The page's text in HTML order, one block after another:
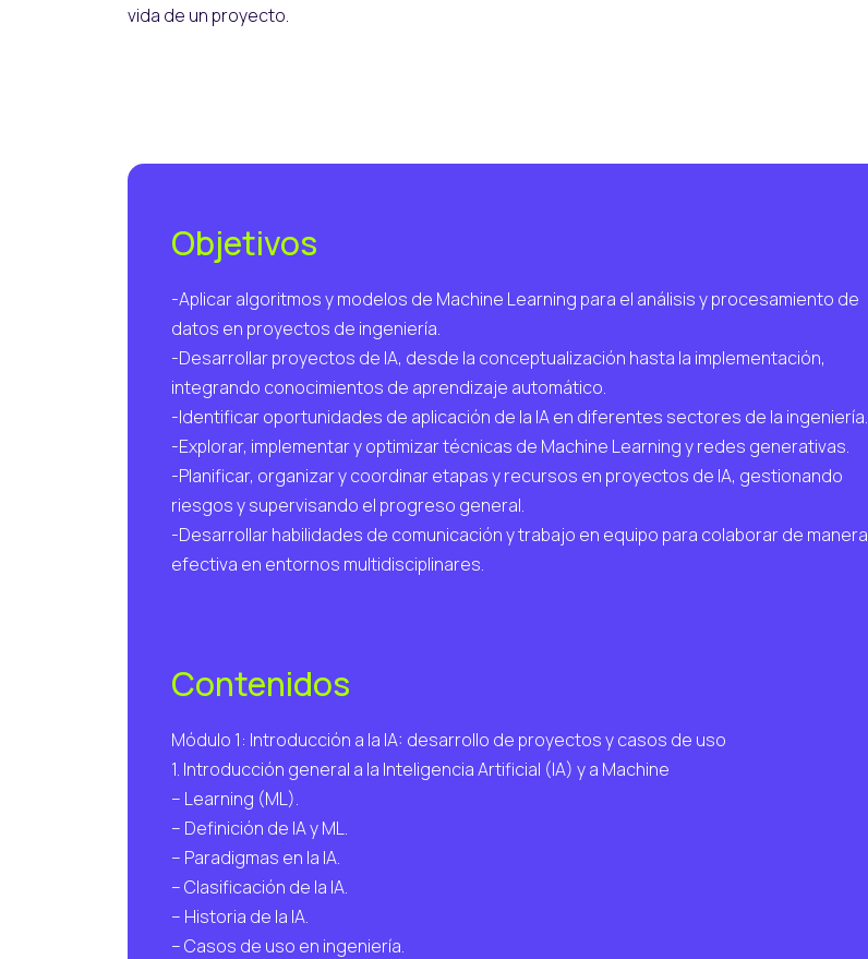
vida de un proyecto.
Objetivos
-Aplicar algoritmos y modelos de Machine Learning para el análisis y procesamiento de
datos en proyectos de ingeniería.
-Desarrollar proyectos de IA, desde la conceptualización hasta la implementación,
integrando conocimientos de aprendizaje automático.
-Identificar oportunidades de aplicación de la IA en diferentes sectores de la ingeniería.
-Explorar, implementar y optimizar técnicas de Machine Learning y redes generativas.
-Planificar, organizar y coordinar etapas y recursos en proyectos de IA, gestionando
riesgos y supervisando el progreso general.
-Desarrollar habilidades de comunicación y trabajo en equipo para colaborar de manera
efectiva en entornos multidisciplinares.
Contenidos
Módulo 1: Introducción a la IA: desarrollo de proyectos y casos de uso
1. Introducción general a la Inteligencia Artificial (IA) y a Machine
– Learning (ML).
– Definición de IA y ML.
– Paradigmas en la IA.
– Clasificación de la IA.
– Historia de la IA.
– Casos de uso en ingeniería.